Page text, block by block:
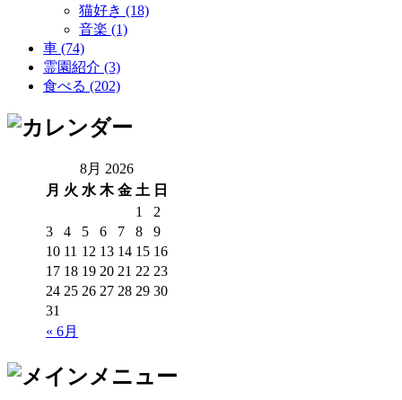
猫好き (18)
音楽 (1)
車 (74)
霊園紹介 (3)
食べる (202)
8月 2026
月 火 水 木 金 土 日
« 6月
1
2
3
4 5 6 7 8
9
10 11 12 13 14 15 16
17 18 19 20 21 22 23
24 25 26 27 28 29 30
31